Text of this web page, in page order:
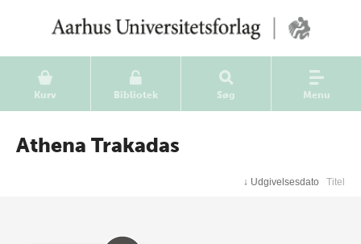
Kurv Bibliotek Søg Menu
Athena Trakadas
↓ Udgivelsesdato Titel